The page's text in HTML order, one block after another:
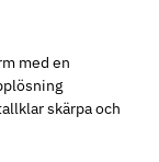
med en
skärpa och